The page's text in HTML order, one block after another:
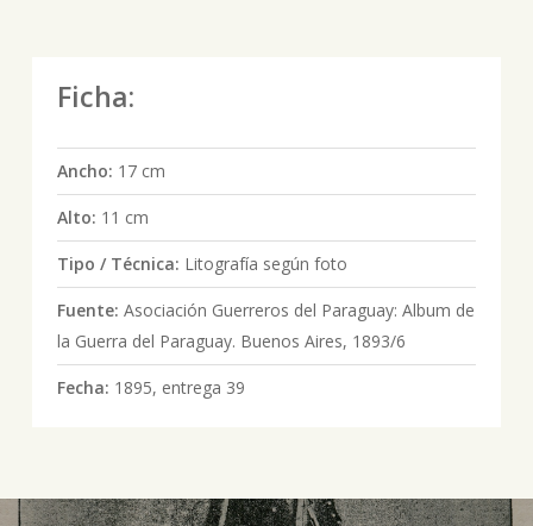
Ficha:
Ancho: 17 cm
Alto: 11 cm
Tipo / Técnica: Litografía según foto
Fuente: Asociación Guerreros del Paraguay: Album de
la Guerra del Paraguay. Buenos Aires, 1893/6
Fecha: 1895, entrega 39